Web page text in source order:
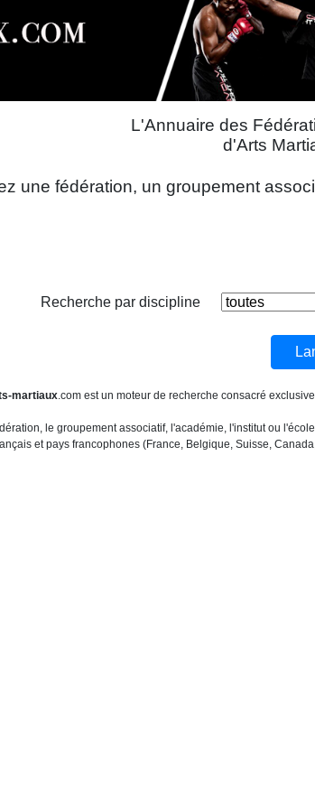
L'Annuaire des
d'Arts
une fédération, un groupement
Recherche par discipline
martiaux.com est un moteur de recherche consacré
le groupement associatif, l'académie, l'institut ou
et pays francophones (France, Belgique, Suisse,